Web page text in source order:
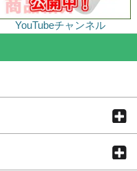
YouTubeチャンネル